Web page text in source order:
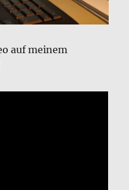
auf meinem